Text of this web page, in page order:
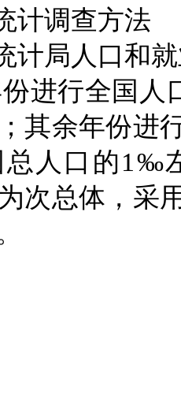
计调查方法
计局人口和
进行全国人
其余年份进
人口的 1‰
次总体，采